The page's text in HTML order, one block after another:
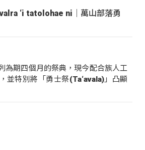
‘i tatolohae ni｜萬山部落勇
為期四個月的祭典，現今配合族人工
並特別將「勇士祭(Ta‘avala)」凸顯